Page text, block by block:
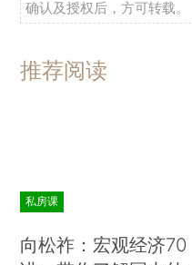
确认及授权后，方可转载。
推荐阅读
私房课
向松祚：宏观经济70